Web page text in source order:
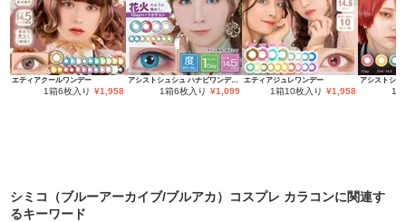
エティアクールワンデー
1箱6枚入り ¥1,958
アシストシュシュ ハナビワンデーUV
1箱6枚入り ¥1,099
エティアジュレワンデー
1箱10枚入り ¥1,958 1
シミコ（ブルーアーカイブ/ブルアカ）コスプレ カラコンに関連す
るキーワード